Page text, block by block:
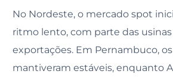
No Nordeste, o mercado spot
ritmo lento, com parte das
exportações. Em Pernambuco,
mantiveram estáveis, enquanto